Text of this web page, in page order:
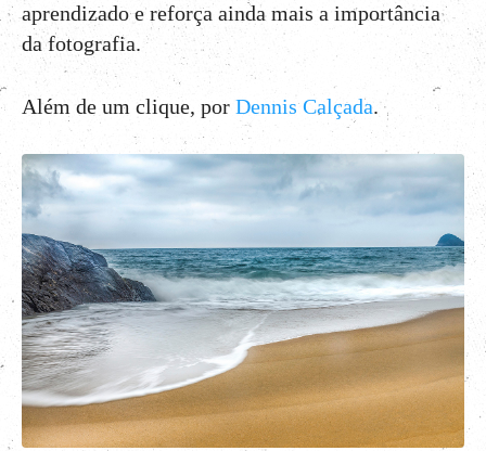
aprendizado e reforça ainda mais a importância
da fotografia.
Além de um clique, por Dennis Calçada.